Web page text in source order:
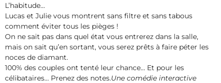
L’habitude…
Lucas et Julie vous montrent sans filtre et sans tabous
comment éviter tous les pièges !
On ne sait pas dans quel état vous entrerez dans la salle,
mais on sait qu’en sortant, vous serez prêts à faire péter les
noces de diamant.
100% des couples ont tenté leur chance… Et pour les
célibataires… Prenez des notes.Une comédie interactive